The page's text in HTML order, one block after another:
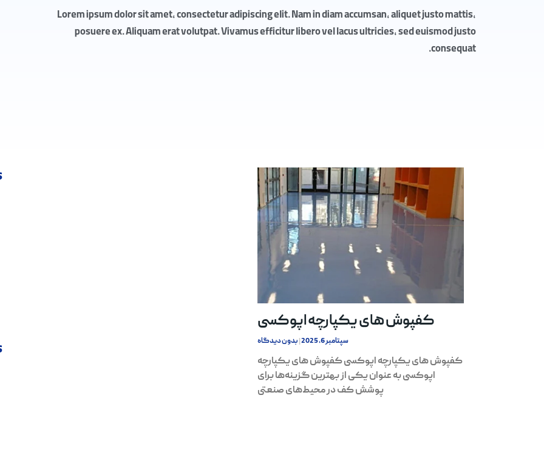
Lorem ipsum dolor sit amet, consectetur adipiscing elit. Nam in diam accumsan, aliquet justo mattis,
posuere ex. Aliquam erat volutpat. Vivamus efficitur libero vel lacus ultricies, sed euismod justo
consequat.
کفپوش های یکپارچه اپوکسی
سپتامبر 6, 2025 بدون دیدگاه
کفپوش های یکپارچه اپوکسی کفپوش های یکپارچه
اپوکسی به عنوان یکی از بهترین گزینه‌ها برای
پوشش کف در محیط‌های صنعتی